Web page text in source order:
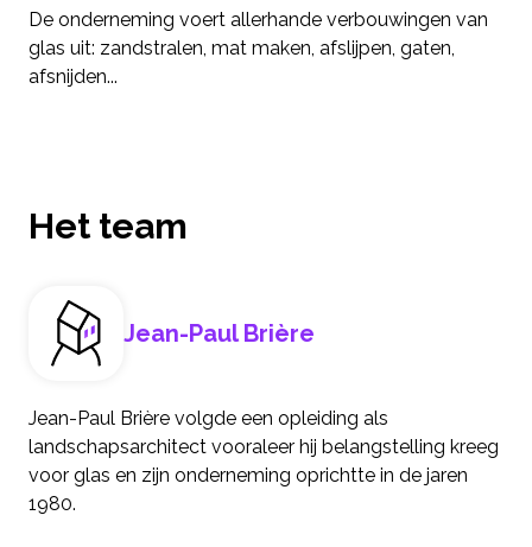
De onderneming voert allerhande verbouwingen van
glas uit: zandstralen, mat maken, afslijpen, gaten,
afsnijden...
Het team
Jean-Paul Brière
Jean-Paul Brière volgde een opleiding als
landschapsarchitect vooraleer hij belangstelling kreeg
voor glas en zijn onderneming oprichtte in de jaren
1980.